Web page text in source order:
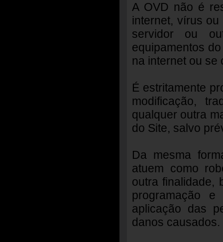
A OVD não é
internet, vírus
servidor ou
equipamentos
na internet ou se
É estritamente
modificação,
qualquer outra
do Site, salvo
Da mesma
atuem como
outra finalidade,
programação
aplicação das
danos causados.